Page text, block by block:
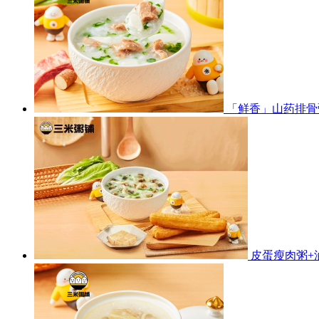
「鲜香」山药排
皮蛋瘦肉粥+